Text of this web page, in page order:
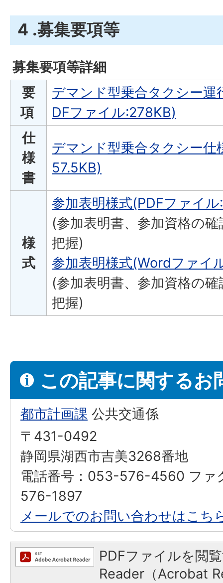
4 .募集要項等
募集要項等詳細
要
項
デマンド型乗合タクシー運
DFファイル:278KB)
仕
様
書
デマンド型乗合タクシー仕
57.5KB)
様
式
参加表明様式(PDFファイル
(参加表明書、参加資格の
把握)
参加表明様式(Wordファイ
(参加表明書、参加資格の
把握)
この記事に関するお
都市計画課 公共交通係
〒431-0492
静岡県湖西市吉美3268番地
電話番号：053-576-4560 ファ
576-1897
メールでのお問い合わせはこち
PDFファイルを閲
Reader（Acrobat